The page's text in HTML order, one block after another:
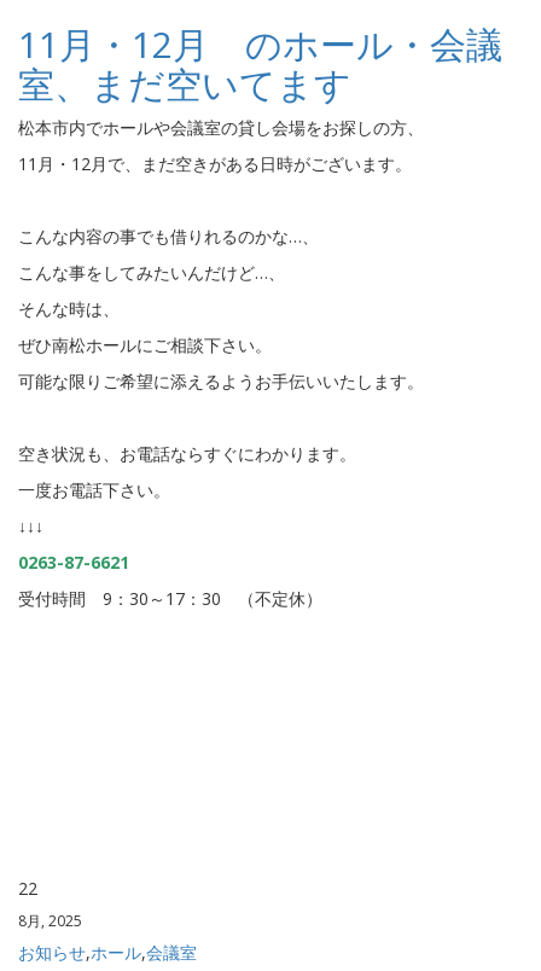
11月・12月 のホール・会議
室、まだ空いてます
松本市内でホールや会議室の貸し会場をお探しの方、
11月・12月で、まだ空きがある日時がございます。
こんな内容の事でも借りれるのかな…、
こんな事をしてみたいんだけど…、
そんな時は、
ぜひ南松ホールにご相談下さい。
可能な限りご希望に添えるようお手伝いいたします。
空き状況も、お電話ならすぐにわかります。
一度お電話下さい。
↓↓↓
0263-87-6621
受付時間 9：30～17：30 （不定休）
22
8月, 2025
お知らせ,ホール,会議室